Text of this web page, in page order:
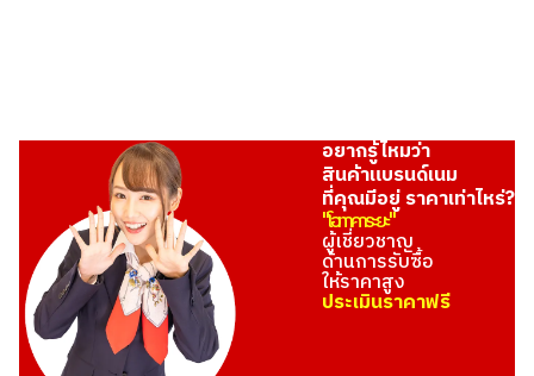
อยากรู้ไหมว่า
สินค้าแบรนด์เนม
ที่คุณมีอยู่ ราคาเท่าไหร่?
"โอทาคาระยะ"
ผู้เชี่ยวชาญ
ด้านการรับซื้อ
ให้ราคาสูง
ประเมินราคาฟรี